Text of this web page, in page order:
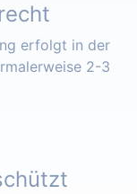
erfolgt in der
2-3